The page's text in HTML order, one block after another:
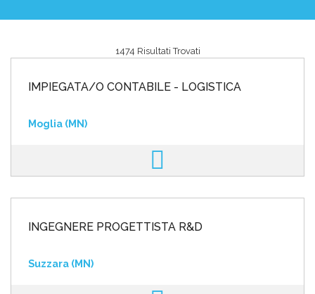
INVIA CV
1474 Risultati Trovati
IMPIEGATA/O CONTABILE - LOGISTICA
Moglia (MN)
INGEGNERE PROGETTISTA R&D
Suzzara (MN)